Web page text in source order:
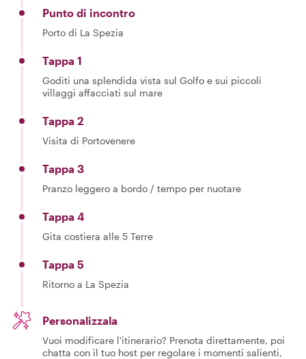
Punto di incontro
Porto di La Spezia
Tappa 1
Goditi una splendida vista sul Golfo e sui piccoli
villaggi affacciati sul mare
Tappa 2
Visita di Portovenere
Tappa 3
Pranzo leggero a bordo / tempo per nuotare
Tappa 4
Gita costiera alle 5 Terre
Tappa 5
Ritorno a La Spezia
Personalizzala
Vuoi modificare l'itinerario? Prenota direttamente, poi
chatta con il tuo host per regolare i momenti salienti,